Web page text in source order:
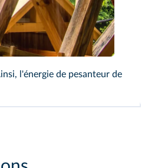
l'énergie de pesanteur de